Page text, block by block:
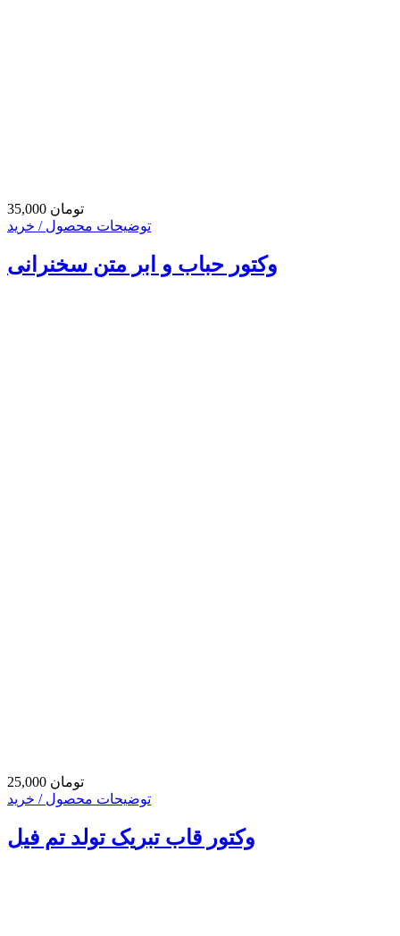
35,000 تومان
توضیحات محصول / خرید
وکتور حباب و ابر متن سخنرانی
25,000 تومان
توضیحات محصول / خرید
وکتور قاب تبریک تولد تم فیل